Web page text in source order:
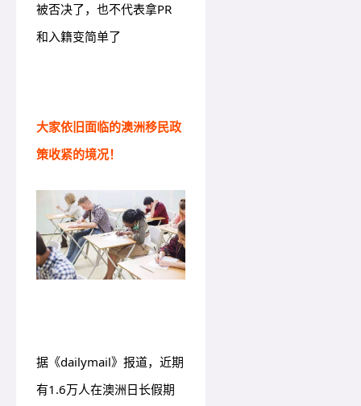
被否决了，也不代表拿PR
和入籍变简单了
大家依旧面临的澳洲移民政
策收紧的境况！
据《dailymail》报道，近期
有1.6万人在澳洲日长假期